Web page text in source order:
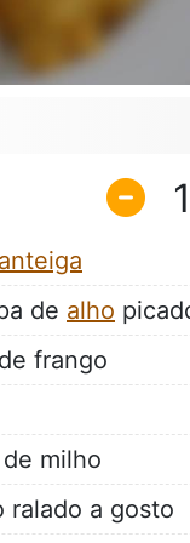
de alho
frango
milho
ralado a gosto